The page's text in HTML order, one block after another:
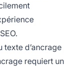
d’ancrage
requiert un